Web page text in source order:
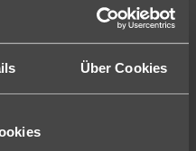
Über Cookies
ab 877€
pro Person